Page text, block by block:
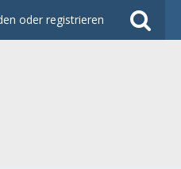
oder registrieren